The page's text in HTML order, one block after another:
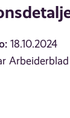
18.10.2024